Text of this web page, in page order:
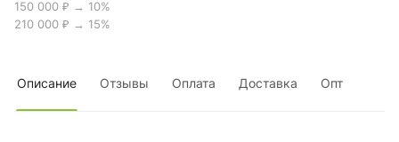
150 000 ₽ → 10%
210 000 ₽ → 15%
Описание Отзывы Оплата Доставка Опт